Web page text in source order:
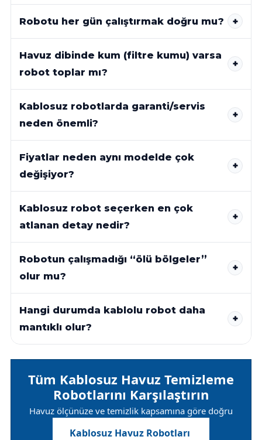
Robotu her gün çalıştırmak doğru mu?
Havuz dibinde kum (filtre kumu) varsa
robot toplar mı?
Kablosuz robotlarda garanti/servis
neden önemli?
Fiyatlar neden aynı modelde çok
değişiyor?
Kablosuz robot seçerken en çok
atlanan detay nedir?
Robotun çalışmadığı “ölü bölgeler”
olur mu?
Hangi durumda kablolu robot daha
mantıklı olur?
Tüm Kablosuz Havuz Temizleme
Robotlarını Karşılaştırın
Havuz ölçünüze ve temizlik kapsamına göre doğru
modeli seçin.
Kablosuz Havuz Robotları